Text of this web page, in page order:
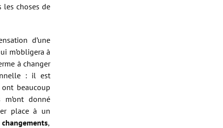
les choses de
d’une
m’obligera à
à changer
: il est
beaucoup
donné
place à un
,